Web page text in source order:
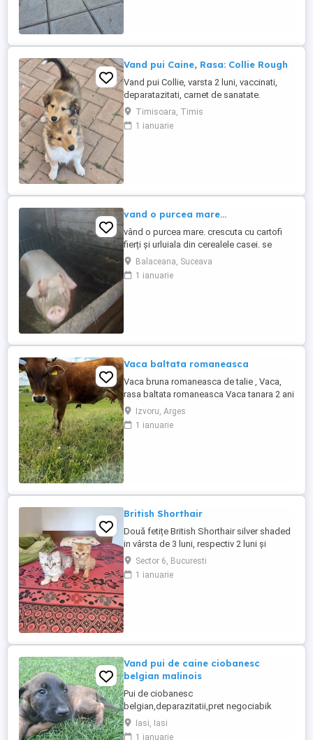
Vand pui Caine, Rasa: Collie Rough
Vand pui Collie, varsta 2 luni, vaccinati,
deparatazitati, carnet de sanatate.
Timisoara, Timis
1 ianuarie
vand o purcea mare...
vând o purcea mare. crescuta cu cartofi
fierți și urluiala din cerealele casei. se
poate vedea in loc Bălăceana.
Balaceana, Suceava
1 ianuarie
Vaca baltata romaneasca
Vaca bruna romaneasca de talie , Vaca,
rasa baltata romaneasca Vaca tanara 2 ani
jumatate prima fatare Blanda , sta la
mulsoare Varsta 2 ani jumatate , Este
montata artificial de curand(3 luni jumate )
Izvoru, Arges
1 ianuarie
British Shorthair
Două fetițe British Shorthair silver shaded
in vârsta de 3 luni, respectiv 2 luni și
jumătate.
Sector 6, Bucuresti
1 ianuarie
Vand pui de caine ciobanesc
belgian malinois
Pui de ciobanesc
belgian,deparazitatii,pret negociabik
Iasi, Iasi
1 ianuarie